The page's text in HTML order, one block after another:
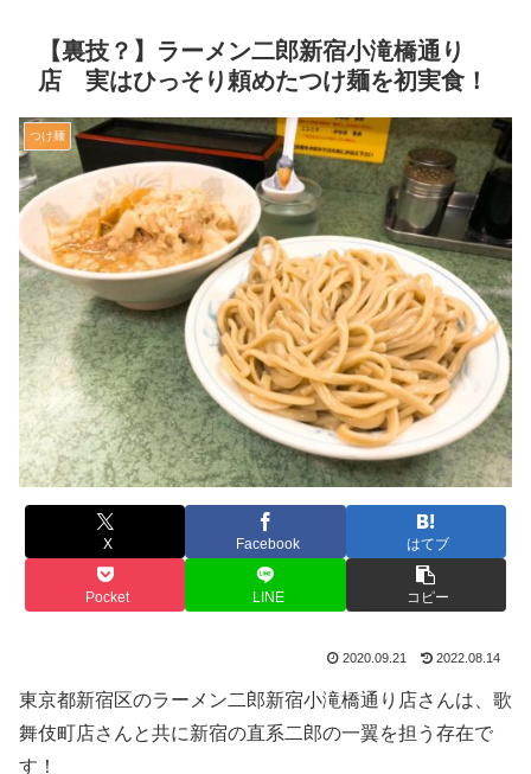
【裏技？】ラーメン二郎新宿小滝橋通り
店 実はひっそり頼めたつけ麺を初実食！
つけ麺
X Facebook はてブ
Pocket LINE コピー
2020.09.21 2022.08.14
東京都新宿区のラーメン二郎新宿小滝橋通り店さんは、歌
舞伎町店さんと共に新宿の直系二郎の一翼を担う存在で
す！